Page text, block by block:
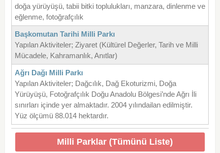
doğa yürüyüşü, tabii bitki toplulukları, manzara, dinlenme ve
eğlenme, fotoğrafçılık
Başkomutan Tarihi Milli Parkı
Yapılan Aktiviteler; Ziyaret (Kültürel Değerler, Tarih ve Milli
Mücadele, Kahramanlık, Anıtlar)
Ağrı Dağı Milli Parkı
Yapılan Aktiviteler; Dağcılık, Dağ Ekoturizmi, Doğa
Yürüyüşü, Fotoğrafçılık Doğu Anadolu Bölgesi’nde Ağrı İli
sınırları içinde yer almaktadır. 2004 yılındailan edilmiştir.
Yüz ölçümü 88.014 hektardır.
Milli Parklar (Tümünü Liste)